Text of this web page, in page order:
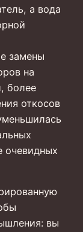
а вода
замены
на
более
откосов
очевидных
вы